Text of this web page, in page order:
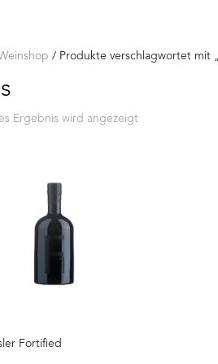
/ Produkte verschlagwortet mit
Ergebnis wird angezeigt
Fortified